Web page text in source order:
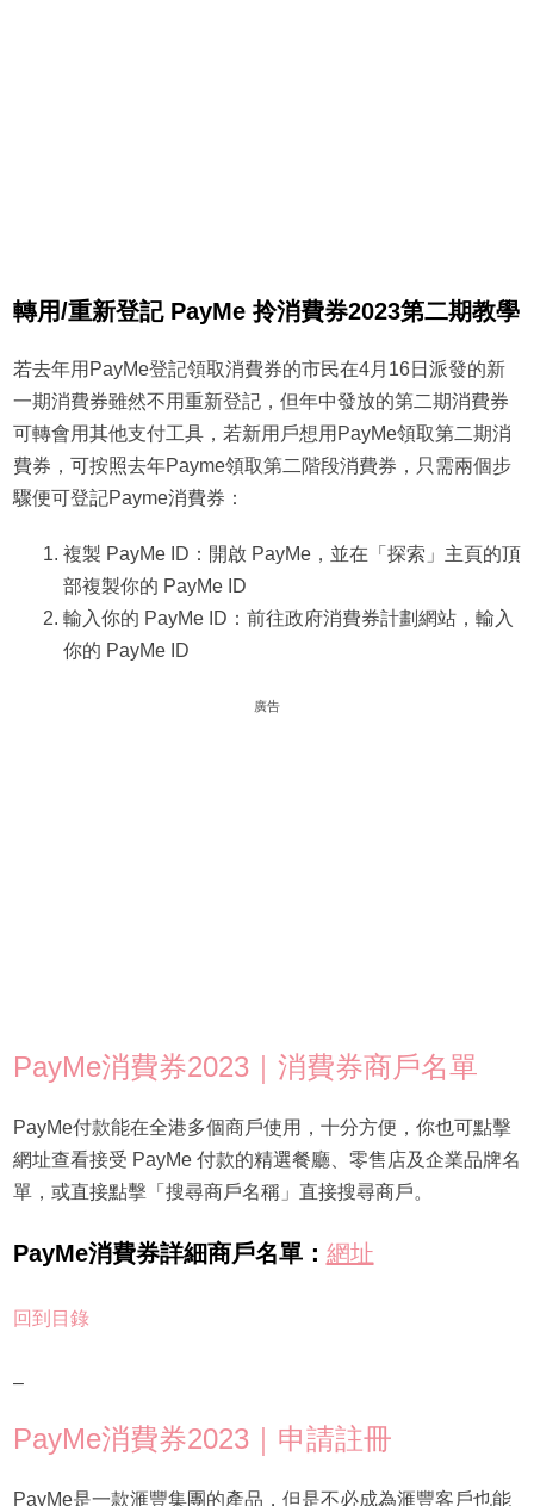
轉用/重新登記 PayMe 拎消費券2023第二期教學
若去年用PayMe登記領取消費券的市民在4月16日派發的新
一期消費券雖然不用重新登記，但年中發放的第二期消費券
可轉會用其他支付工具，若新用戶想用PayMe領取第二期消
費券，可按照去年Payme領取第二階段消費券，只需兩個步
驟便可登記Payme消費券：
複製 PayMe ID：開啟 PayMe，並在「探索」主頁的頂
部複製你的 PayMe ID
輸入你的 PayMe ID：前往政府消費券計劃網站，輸入
你的 PayMe ID
廣告
PayMe消費券2023｜消費券商戶名單
PayMe付款能在全港多個商戶使用，十分方便，你也可點擊
網址查看接受 PayMe 付款的精選餐廳、零售店及企業品牌名
單，或直接點擊「搜尋商戶名稱」直接搜尋商戶。
PayMe消費券詳細商戶名單： 網址
回到目錄
–
PayMe消費券2023｜申請註冊
PayMe是一款滙豐集團的產品，但是不必成為滙豐客戶也能